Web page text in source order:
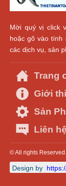
Mời quý vị click
hoặc gõ vào tính
các dịch vụ, sản
Trang
Giới
Sản
Liên hệ
© All rights Reserved.
Design by